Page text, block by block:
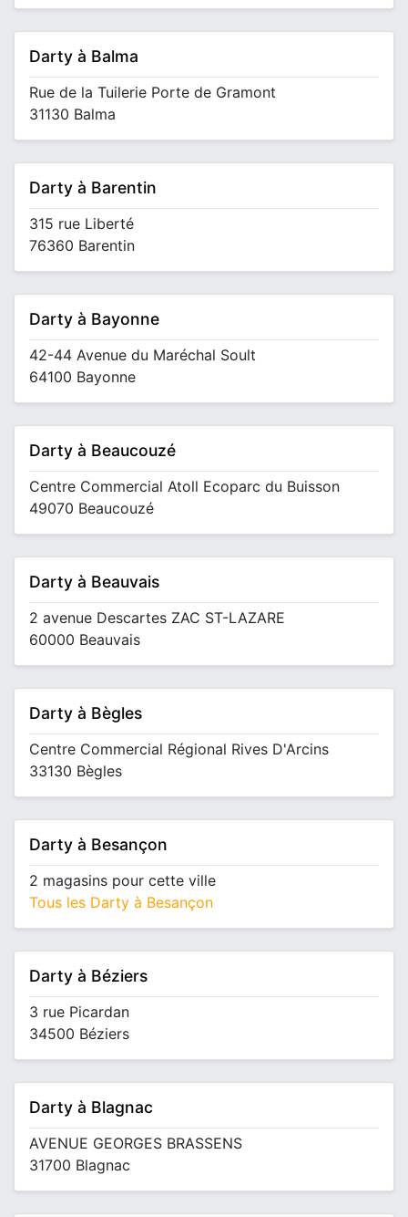
Darty à Balma
Rue de la Tuilerie Porte de Gramont
31130 Balma
Darty à Barentin
315 rue Liberté
76360 Barentin
Darty à Bayonne
42-44 Avenue du Maréchal Soult
64100 Bayonne
Darty à Beaucouzé
Centre Commercial Atoll Ecoparc du Buisson
49070 Beaucouzé
Darty à Beauvais
2 avenue Descartes ZAC ST-LAZARE
60000 Beauvais
Darty à Bègles
Centre Commercial Régional Rives D'Arcins
33130 Bègles
Darty à Besançon
2 magasins pour cette ville
Tous les Darty à Besançon
Darty à Béziers
3 rue Picardan
34500 Béziers
Darty à Blagnac
AVENUE GEORGES BRASSENS
31700 Blagnac